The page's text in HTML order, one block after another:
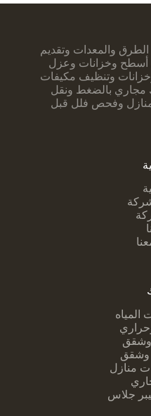
والمعدات وتقديم
وخزانات وعزل
وتنظيف مكيفات
بالضغط ونقل
وفحص فلل قبل
لمياه
وشقق
وشقق
منازل
جلاس